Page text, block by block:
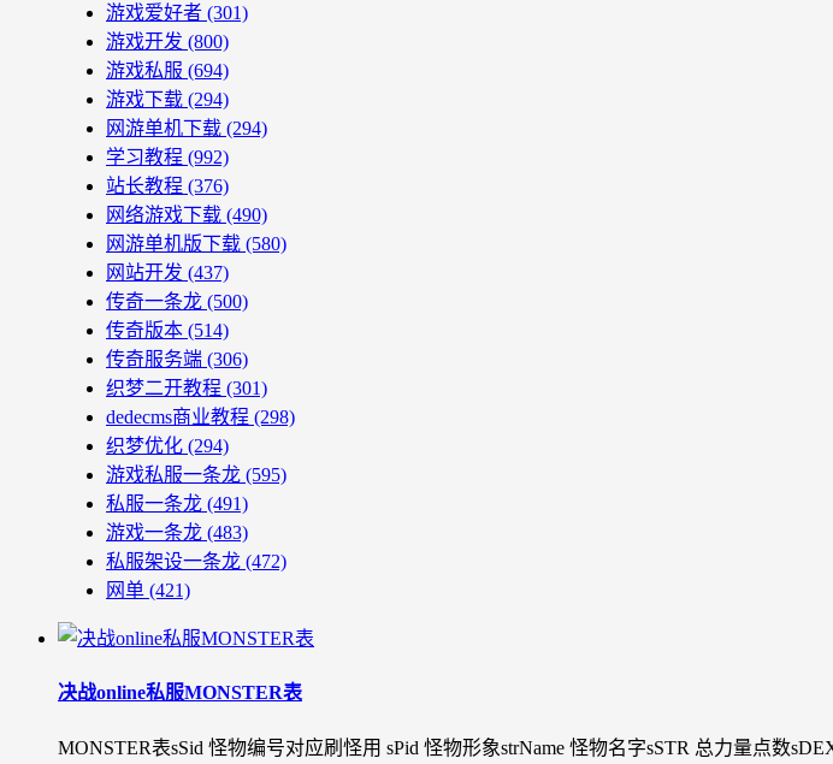
游戏爱好者 (301)
游戏开发 (800)
游戏私服 (694)
游戏下载 (294)
网游单机下载 (294)
学习教程 (992)
站长教程 (376)
网络游戏下载 (490)
网游单机版下载 (580)
网站开发 (437)
传奇一条龙 (500)
传奇版本 (514)
传奇服务端 (306)
织梦二开教程 (301)
dedecms商业教程 (298)
织梦优化 (294)
游戏私服一条龙 (595)
私服一条龙 (491)
游戏一条龙 (483)
私服架设一条龙 (472)
网单 (421)
决战online私服MONSTER表
MONSTER表sSid 怪物编号对应刷怪用 sPid 怪物形象strName 怪物名字sSTR 总力量点数